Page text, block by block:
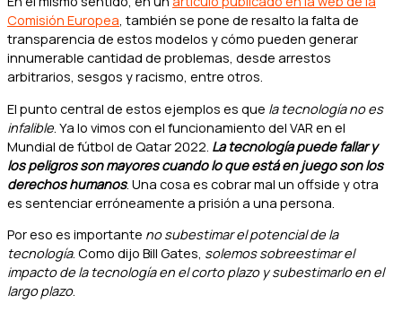
Comisión Europea, también se pone de resalto la falta de
transparencia de estos modelos y cómo pueden generar
innumerable cantidad de problemas, desde arrestos
arbitrarios, sesgos y racismo, entre otros.
El punto central de estos ejemplos es que la tecnología no es
infalible . Ya lo vimos con el funcionamiento del VAR en el
Mundial de fútbol de Qatar 2022. La tecnología puede fallar y
los peligros son mayores cuando lo que está en juego son los
derechos humanos. Una cosa es cobrar mal un offside y otra
es sentenciar erróneamente a prisión a una persona.
Por eso es importante no subestimar el potencial de la
tecnología. Como dijo Bill Gates, solemos sobreestimar el
impacto de la tecnología en el corto plazo y subestimarlo en el
largo plazo.